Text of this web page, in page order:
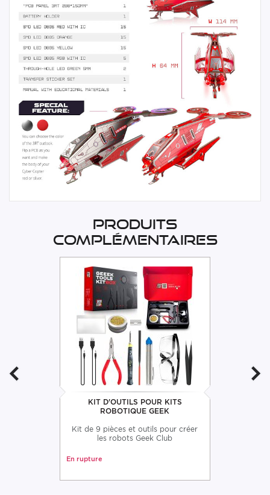
Produits
complémentaires
KIT D'OUTILS POUR KITS
ROBOTIQUE GEEK
Kit de 9 pièces et outils pour créer
les robots Geek Club
En rupture